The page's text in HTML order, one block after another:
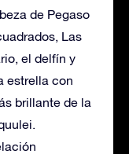
de Pegaso
Las
el delfín y
estrella con
brillante de la